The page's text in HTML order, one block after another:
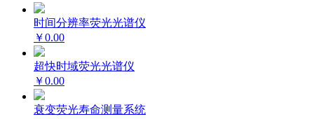
时间分辨率荧光光谱仪
￥0.00
超快时域荧光光谱仪
￥0.00
衰变荧光寿命测量系统